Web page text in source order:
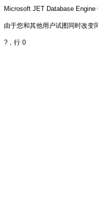
Microsoft JET Database Engine
由于您和其他用户试图同时改变
? ，行 0